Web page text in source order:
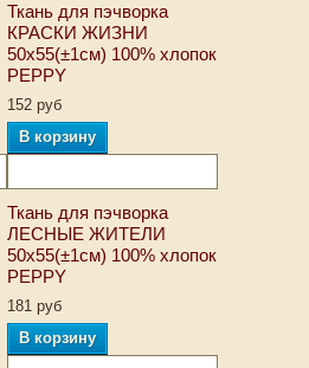
Ткань для пэчворка
КРАСКИ ЖИЗНИ
50х55(±1см) 100% хлопок
PEPPY
152 руб
В корзину
Ткань для пэчворка
ЛЕСНЫЕ ЖИТЕЛИ
50х55(±1см) 100% хлопок
PEPPY
181 руб
В корзину